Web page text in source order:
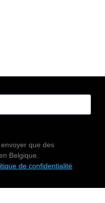
que des
Belgique.
de confidentialité